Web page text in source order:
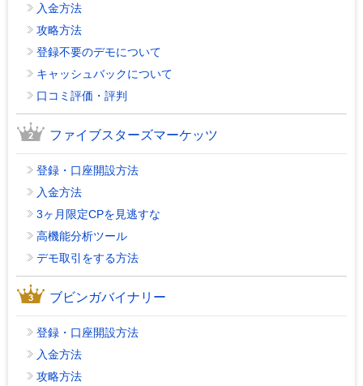
入金方法
攻略方法
登録不要のデモについて
キャッシュバックについて
口コミ評価・評判
ファイブスターズマーケッツ
登録・口座開設方法
入金方法
3ヶ月限定CPを見逃すな
高機能分析ツール
デモ取引をする方法
ブビンガバイナリー
登録・口座開設方法
入金方法
攻略方法